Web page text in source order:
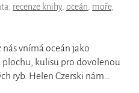
recenze knihy, oceán, moře,
nás vnímá oceán jako
kulisu pro dovolenou
ryb. Helen Czerski nám…